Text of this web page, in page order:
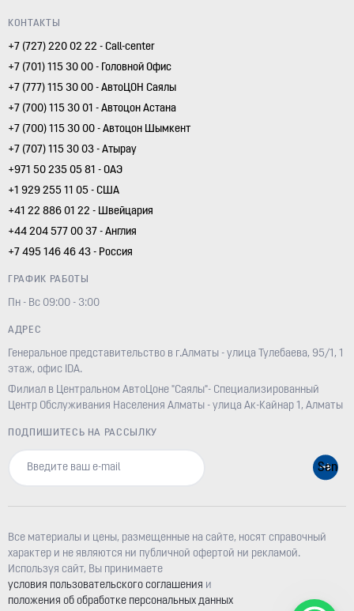
КОНТАКТЫ
+7 (727) 220 02 22 - Call-center
+7 (701) 115 30 00 - Головной Офис
+7 (777) 115 30 00 - АвтоЦОН Саялы
+7 (700) 115 30 01 - Автоцон Астана
+7 (700) 115 30 00 - Автоцон Шымкент
+7 (707) 115 30 03 - Атырау
+971 50 235 05 81 - ОАЭ
+1 929 255 11 05 - США
+41 22 886 01 22 - Швейцария
+44 204 577 00 37 - Англия
+7 495 146 46 43 - Россия
ГРАФИК РАБОТЫ
Пн - Вс 09:00 - 3:00
АДРЕС
Генеральное представительство в г.Алматы - улица Тулебаева, 95/1, 1
этаж, офис IDA.
Филиал в Центральном АвтоЦоне "Саялы"- Специализированный
Центр Обслуживания Населения Алматы - улица Ак-Кайнар 1, Алматы
ПОДПИШИТЕСЬ НА РАССЫЛКУ
Все материалы и цены, размещенные на сайте, носят справочный
характер и не являются ни публичной офертой ни рекламой.
Используя сайт, Вы принимаете
условия пользовательского соглашения и
положения об обработке персональных данных